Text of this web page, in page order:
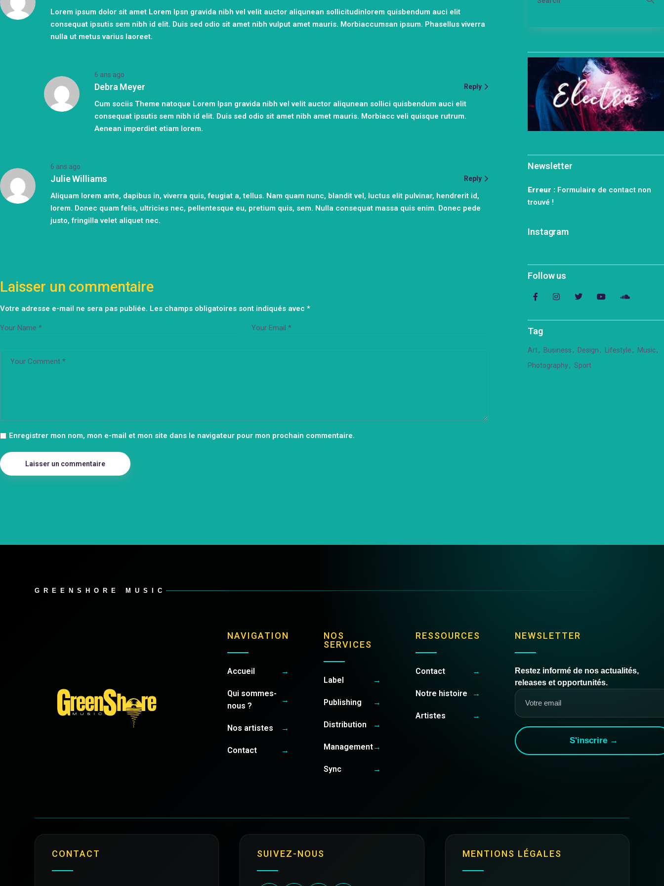
Lorem ipsum dolor sit amet Lorem Ipsn gravida nibh vel velit auctor aliqunean sollicitudinlorem quisbendum auci elit
consequat ipsutis sem nibh id elit. Duis sed odio sit amet nibh vulput amet mauris. Morbiaccumsan ipsum. Phasellus viverra
nulla ut metus varius laoreet.
6 ans ago
Debra Meyer Reply
Cum sociis Theme natoque Lorem Ipsn gravida nibh vel velit auctor aliqunean sollici quisbendum auci elit
consequat ipsutis sem nibh id elit. Duis sed odio sit amet nibh amet mauris. Morbiacc veli quisque rutrum.
Aenean imperdiet etiam lorem.
6 ans ago
Julie Williams Reply
Aliquam lorem ante, dapibus in, viverra quis, feugiat a, tellus. Nam quam nunc, blandit vel, luctus elit pulvinar, hendrerit id,
lorem. Donec quam felis, ultricies nec, pellentesque eu, pretium quis, sem. Nulla consequat massa quis enim. Donec pede
justo, fringilla velet aliquet nec.
Laisser un commentaire
Votre adresse e-mail ne sera pas publiée. Les champs obligatoires sont indiqués avec *
Enregistrer mon nom, mon e-mail et mon site dans le navigateur pour mon prochain commentaire.
Laisser un commentaire
Newsletter
Erreur : Formulaire de contact non
trouvé !
Instagram
Follow us
Tag
Art Business Design Lifestyle
Music
Photography
Sport
GREENSHORE MUSIC
NAVIGATION
Accueil →
Qui sommes-
nous ?
→
Nos artistes →
Contact →
NOS
SERVICES
Label →
Publishing →
Distribution →
Management→
Sync →
RESSOURCES
Contact →
Notre histoire →
Artistes →
NEWSLETTER
Restez informé de nos actualités,
releases et opportunités.
S'inscrire →
CONTACT SUIVEZ-NOUS MENTIONS LÉGALES